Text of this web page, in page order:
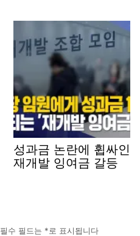
성과금 논란에 휩싸인
재개발 잉여금 갈등
필수 필드는 *로 표시됩니다